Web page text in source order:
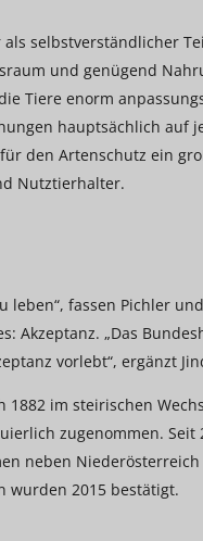
als selbstverständlicher
und genügend
Tiere enorm
hauptsächlich auf
den Artenschutz ein
Nutztierhalter.
fassen Pichler
Akzeptanz. „Das
vorlebt“, ergänzt
im steirischen
zugenommen.
neben
wurden 2015 bestätigt.